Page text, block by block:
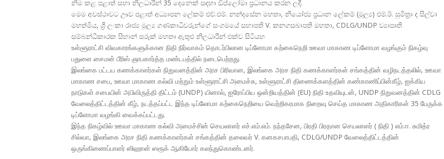
නිම කළ පළාත් සභා නිලධාරීන් 35 දෙනෙක් සඳහා ඩිප්ලෝමා ප්රධානය කරන ලදී.
මෙම අවස්ථාවට ඌව පළාත් අධ්යාපන ලේකම් එච්.එම්. නන්දසේන මහතා, නියෝජ් ය ප්රධාන ලේකම් (මූල්ය) එම්.ඊ. සුමිත් රා ද සිල්වා
මහත්මිය, ශ් රී ලංකා රාජ් ය මූල් ය ගණකාධිවරුන්ගේ සංගමයේ සභාපති V. කනගසබාපති මහතා, CDLG/UNDP ව්යාපෘති
සම්බන්ධීකාරක සිහාන් සරූක් මහතා ඇතුළු නිලධාරීන් එක්ව සිටියහ
உள்ளூராட்சி விவகாரங்களுக்கான நிதி நிர்வாகம் தொடர்பிலான டிப்ளோமா கற்கைநெறி ஊவா மாகாண டிப்ளோமா வழங்கும் நிகழ்வு
பதுளை சைமன் பீரிஸ் ஞாபகார்த்த மண்டபத்தில் நடைபெற்றது.
இலங்கை பட்டய கணக்காளர்கள் நிறுவனத்தின் அரச பிரிவான, இலங்கை அரச நிதி கணக்காளர்கள் சங்கத்தின் வழிநடத்தலில், ஊவா
மாகாண சபை, ஊவா மாகாண கல்வி மற்றும் உள்ளூராட்சி அமைச்சு, உள்ளூராட்சி திணைக்களத்தின் கண்காணிப்பின்கீழ், ஐக்கிய
நாடுகள் சபையின் அபிவிருத்தி திட்டம் (UNDP) யினால், ஐரோப்பிய ஒன்றியத்தின் (EU) நிதி உதவியுடன், UNDP நிறுவனத்தின் CDLG
வேலைத்திட்டத்தின் கீழ், நடத்தப்பட்ட இந்த டிப்லோமா கற்கைநெறியை வெற்றிகரமாக நிறைவு செய்த மாகாண அதிகாரிகள் 35 பேருக்க
டிப்ளோமா வழங்கி வைக்கப்பட்டது.
இந்த நிகழ்வில் ஊவா மாகாண கல்வி அமைச்சின் செயலாளர் எச்.எம்.எம். நந்தசேன, பிரதி பிரதான செயலாளர் ( நிதி ) எம்.ஈ. சுமித்ர
சில்வா, இலங்கை அரச நிதி கணக்காளர்கள் சங்கத்தின் தலைவர் V. கனகசபாபதி, CDLG/UNDP வேலைத்திட்டத்தின்
ஒருங்கிணைப்பாளர் ஸிஹான் ஸரூக் ஆகியோர் கலந்துகொண்டனர்.